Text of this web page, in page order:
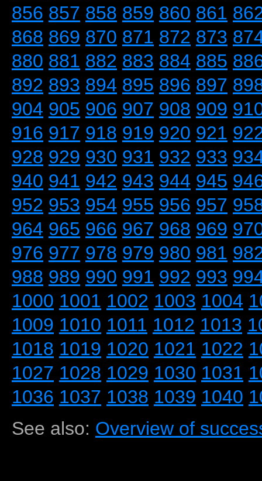
856 857 858 859 860 861
868 869 870 871 872 873
880 881 882 883 884 885
892 893 894 895 896 897
904 905 906 907 908 909
916 917 918 919 920 921
928 929 930 931 932 933
940 941 942 943 944 945
952 953 954 955 956 957
964 965 966 967 968 969
976 977 978 979 980 981
988 989 990 991 992 993
1000 1001 1002 1003 1004
1009 1010 1011 1012 1013
1018 1019 1020 1021 1022
1027 1028 1029 1030 1031
1036 1037 1038 1039 1040
See also: Overview of